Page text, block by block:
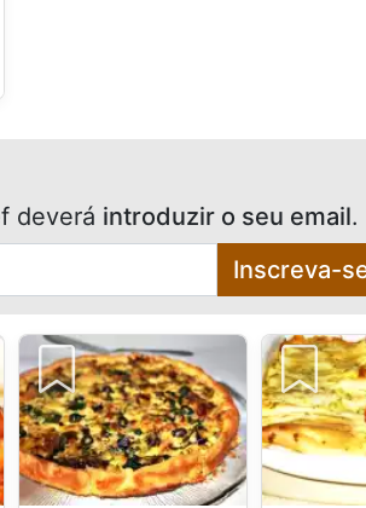
deverá introduzir o seu email.
Inscreva-